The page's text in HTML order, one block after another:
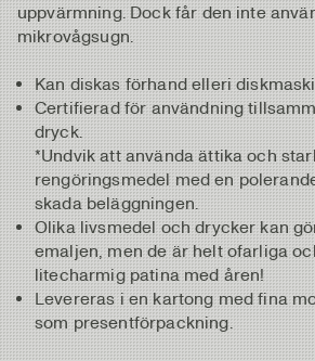
uppvärmning. Dock får den inte
mikrovågsugn.
Kan diskas förhand elleri
Certifierad för användning
dryck.
*Undvik att använda ättika och
rengöringsmedel med en
skada beläggningen.
Olika livsmedel och drycker kan
emaljen, men de är helt ofarliga
litecharmig patina med åren!
Levereras i en kartong med fina
som presentförpackning.